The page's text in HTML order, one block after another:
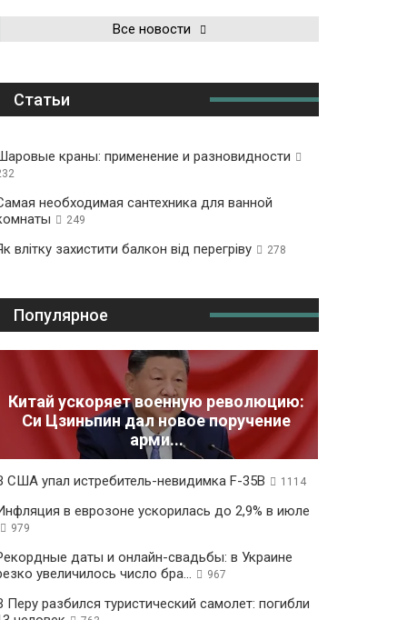
Все новости
Статьи
краны: применение и разновидности
необходимая сантехника для ванной
249
влітку захистити балкон від перегріву 278
Популярное
Китай ускоряет военную революцию:
Си Цзиньпин дал новое поручение
арми...
США упал истребитель-невидимка F-35B 1114
в еврозоне ускорилась до 2,9% в июле
979
даты и онлайн-свадьбы: в Украине
увеличилось число бра...
967
Перу разбился туристический самолет: погибли